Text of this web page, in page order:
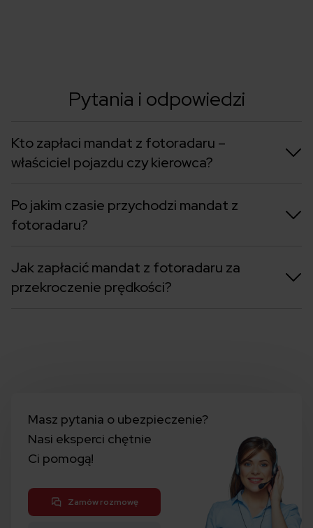
Pytania i odpowiedzi
Kto zapłaci mandat z fotoradaru –
właściciel pojazdu czy kierowca?
Po jakim czasie przychodzi mandat z
fotoradaru?
Jak zapłacić mandat z fotoradaru za
przekroczenie prędkości?
Masz pytania o ubezpieczenie?
Nasi eksperci chętnie
Ci pomogą!
Zamów rozmowę